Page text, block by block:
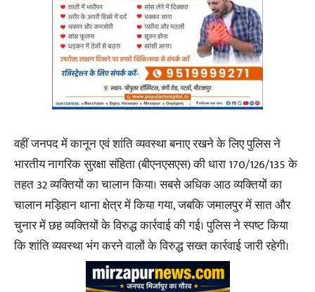
वहीं जनपद में कानून एवं शांति व्यवस्था बनाए रखने के लिए पुलिस ने
भारतीय नागरिक सुरक्षा संहिता (बीएनएसएस) की धारा 170/126/135 के
तहत 32 व्यक्तियों का चालान किया। सबसे अधिक आठ व्यक्तियों का
चालान मड़िहान थाना क्षेत्र में किया गया, जबकि जमालपुर में सात और
चुनार में छह व्यक्तियों के विरुद्ध कार्रवाई की गई। पुलिस ने स्पष्ट किया
कि शांति व्यवस्था भंग करने वालों के विरुद्ध सख्त कार्रवाई जारी रहेगी।